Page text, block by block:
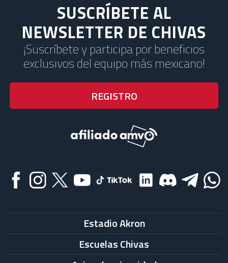
SUSCRÍBETE AL
NEWSLETTER DE CHIVAS
¡Suscríbete y participa por beneficios
exclusivos del equipo más mexicano!
Estadio Akron
Escuelas Chivas